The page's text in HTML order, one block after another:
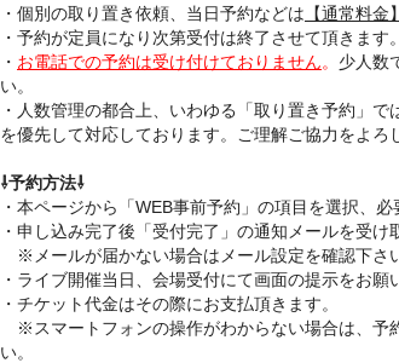
・個別の取り置き依頼、当日予約などは 【通常料金】
・予約が定員になり次第受付は終了させて頂きます。
・ お電話での予約は受け付けておりません。 少人数
い。
・人数管理の都合上、いわゆる「取り置き予約」
を優先して対応しております。ご理解ご協力をよろ
⇩予約方法⇩
・本ページから「WEB事前予約」の項目を選択、必
・申し込み完了後「受付完了」の通知メールを受け
※メールが届かない場合はメール設定を確認下さ
・ライブ開催当日、会場受付にて画面の提示をお願
・チケット代金はその際にお支払頂きます。
※スマートフォンの操作がわからない場合は、予
い。